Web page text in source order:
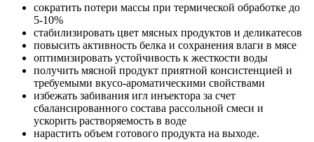
сократить потери массы при термической обработке до
5-10%
стабилизировать цвет мясных продуктов и деликатесов
повысить активность белка и сохранения влаги в мясе
оптимизировать устойчивость к жесткости воды
получить мясной продукт приятной консистенцией и
требуемыми вкусо-ароматическими свойствами
избежать забивания игл инъектора за счет
сбалансированного состава рассольной смеси и
ускорить растворяемость в воде
нарастить объем готового продукта на выходе.